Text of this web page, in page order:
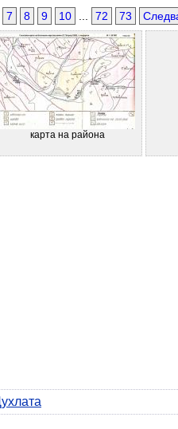
7 8 9 10 72 73
карта на района